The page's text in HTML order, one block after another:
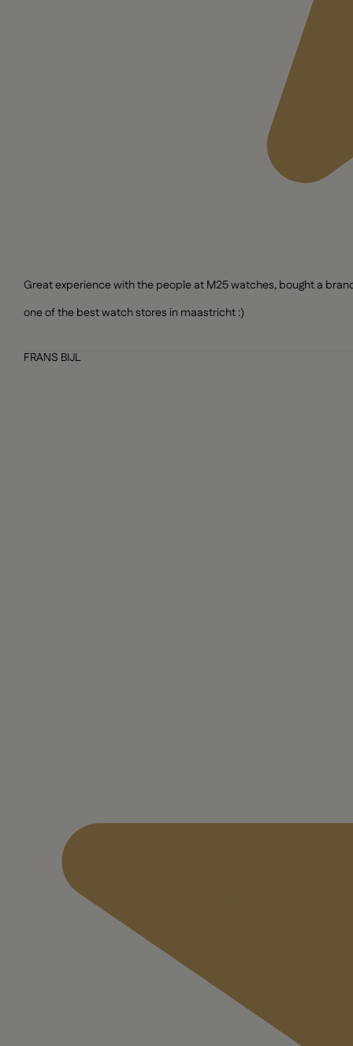
Great experience with the people at M25 watches, bought a
one of the best watch stores in maastricht :)
FRANS BIJL